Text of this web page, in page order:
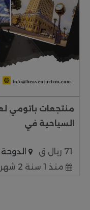
السياحية في
71 ريال ق الدوحة
منذ 1 سنة 2 شهر